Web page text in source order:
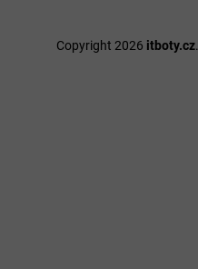
Copyright 2026 itboty.cz